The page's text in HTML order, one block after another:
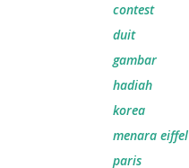
contest
duit
gambar
hadiah
korea
menara eiffel
paris